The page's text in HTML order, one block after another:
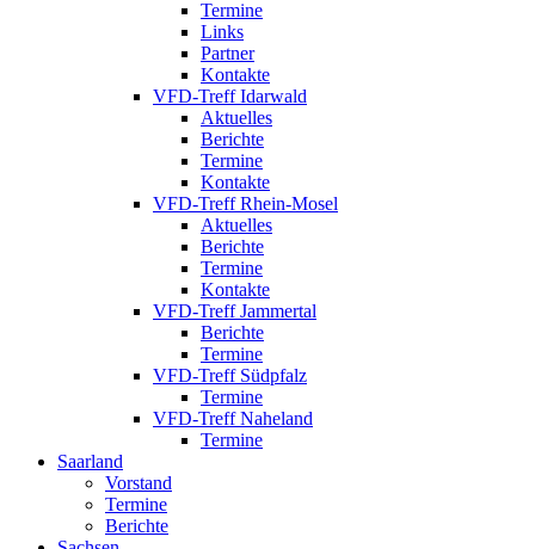
Termine
Links
Partner
Kontakte
VFD-Treff Idarwald
Aktuelles
Berichte
Termine
Kontakte
VFD-Treff Rhein-Mosel
Aktuelles
Berichte
Termine
Kontakte
VFD-Treff Jammertal
Berichte
Termine
VFD-Treff Südpfalz
Termine
VFD-Treff Naheland
Termine
Saarland
Vorstand
Termine
Berichte